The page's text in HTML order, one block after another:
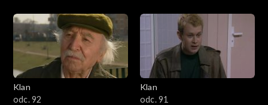
3201–3300
3101–3200
3001–3100
Klan
odc. 92
Klan
odc. 91